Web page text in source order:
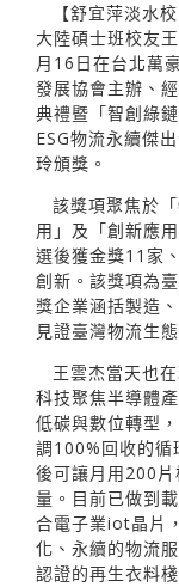
【舒宜萍淡水
大陸碩士班校友
月16日在台北萬
發展協會主辦、
典禮暨「智創綠
ESG物流永續傑
玲頒獎。
該獎項聚焦於
用」及「創新應
選後獲金獎11家
創新。該獎項為
獎企業涵括製造
見證臺灣物流生
王雲杰當天也
科技聚焦半導體
低碳與數位轉型
調100%回收的循
後可讓月用200
量。目前已做到
合電子業iot晶片
化、永續的物流
認證的再生衣料